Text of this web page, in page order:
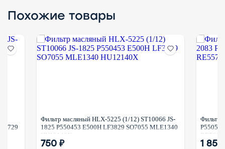
Похожие товары
5729
Фильтр масляный HLX-5225 (1/12) ST10066 JS-
1825 P550453 E500H LF3829 SO7055 MLE1340
HU12140X
750 ₽
Фильтр
1 855